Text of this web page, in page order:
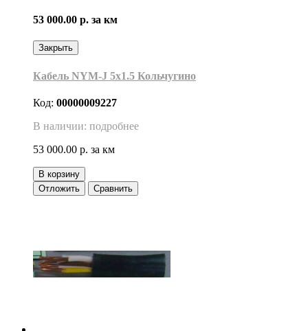
53 000.00 р. за км
Закрыть
Кабель NYM-J 5х1.5 Кольчугино
Код: 00000009227
В наличии: подробнее
53 000.00 р. за км
В корзину
Отложить
Сравнить